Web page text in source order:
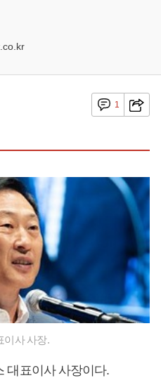
1
이사 사장.
대표이사 사장이다.